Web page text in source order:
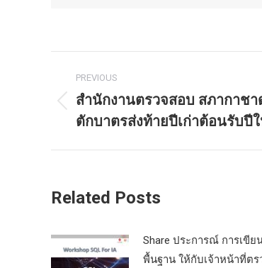
navigation
PREVIOUS
Previous
post:
สำนักงานตรวจสอบ สภากาช
ตักบาตรส่งท้ายปีเก่าต้อนรับปี
Related Posts
Share ประการณ์ การเขีย
พื้นฐาน ให้กับเจ้าหน้าที่ตร